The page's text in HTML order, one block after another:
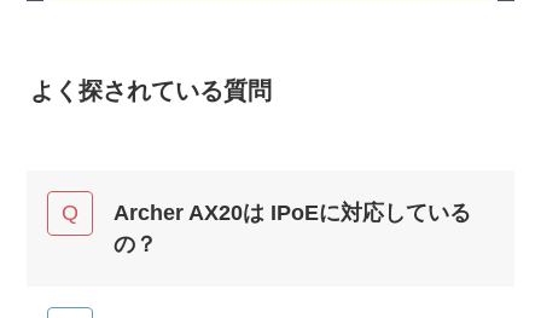
よく探されている質問
Archer AX20は IPoEに対応している
の？